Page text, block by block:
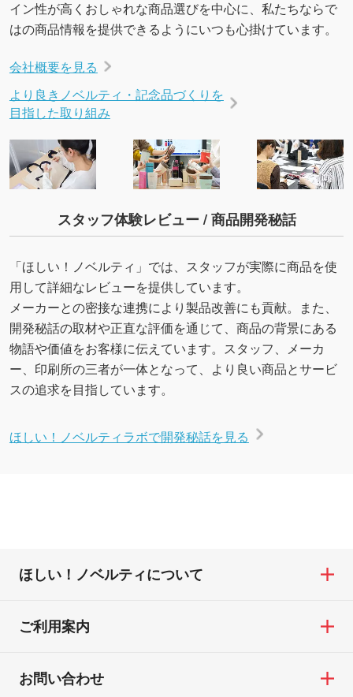
イン性が高くおしゃれな商品選びを中心に、私たちならで
はの商品情報を提供できるようにいつも心掛けています。
会社概要を見る
より良きノベルティ・記念品づくりを
目指した取り組み
スタッフ体験レビュー / 商品開発秘話
「ほしい！ノベルティ」では、スタッフが実際に商品を使
用して詳細なレビューを提供しています。
メーカーとの密接な連携により製品改善にも貢献。また、
開発秘話の取材や正直な評価を通じて、商品の背景にある
物語や価値をお客様に伝えています。スタッフ、メーカ
ー、印刷所の三者が一体となって、より良い商品とサービ
スの追求を目指しています。
ほしい！ノベルティラボで開発秘話を見る
ほしい！ノベルティについて
ご利用案内
お問い合わせ